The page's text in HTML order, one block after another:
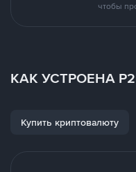
чтобы
КАК УСТРОЕНА
Купить криптовалюту